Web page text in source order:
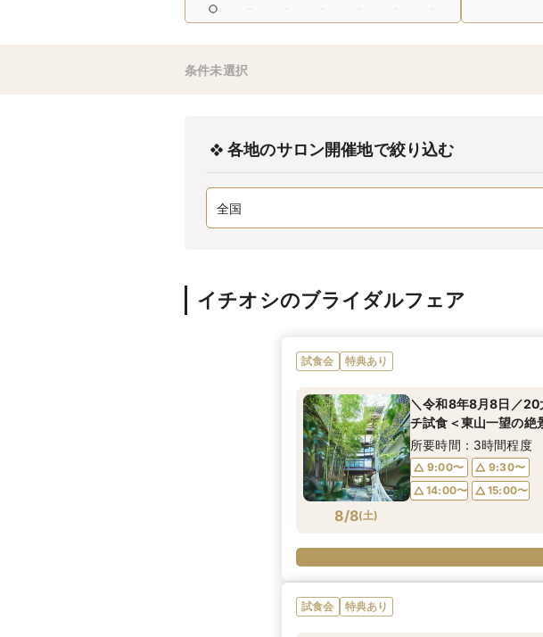
条件未選択
各地のサロン開催地で絞り込む
イチオシのブライダルフェア
試食会 特典あり
8/8(土)
＼令和8年8月8日／20
チ試食＜東山一望の絶
所要時間：3時間程度
9:00〜
9:30〜
14:00〜
15:00〜
試食会 特典あり